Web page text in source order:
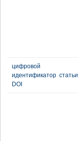
цифровой
идентификатор статьи
DOI